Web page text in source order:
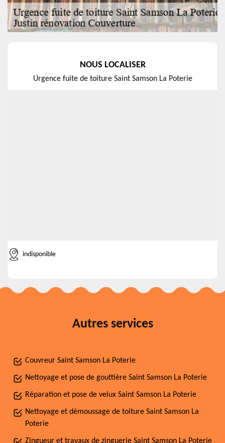
NOUS LOCALISER
Urgence fuite de toiture Saint Samson La Poterie
indisponible
Autres services
Couvreur Saint Samson La Poterie
Nettoyage et pose de gouttière Saint Samson La Poterie
Réparation et pose de velux Saint Samson La Poterie
Nettoyage et démoussage de toiture Saint Samson La
Poterie
Zingueur et travaux de zinguerie Saint Samson La Poterie